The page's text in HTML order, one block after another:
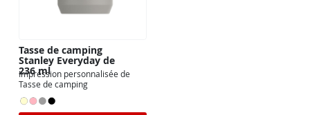
Tasse de camping
Stanley Everyday de
236 ml
Impression personnalisée de
Tasse de camping